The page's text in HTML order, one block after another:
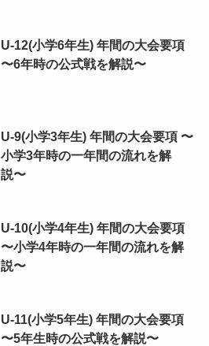
U-12(小学6年生) 年間の大会要項
〜6年時の公式戦を解説〜
U-9(小学3年生) 年間の大会要項 〜
小学3年時の一年間の流れを解
説〜
U-10(小学4年生) 年間の大会要項
〜小学4年時の一年間の流れを解
説〜
U-11(小学5年生) 年間の大会要項
〜5年生時の公式戦を解説〜